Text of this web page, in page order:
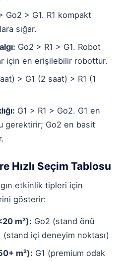
Go2 > G1. R1 kompakt
sığar.
Go2 > R1 > G1. Robot
için en erişilebilir robottur.
> G1 (2 saat) > R1 (1
G1 > R1 > Go2. G1 en
gerektirir; Go2 en basit
Hızlı Seçim Tablosu
etkinlik tipleri için
gösterir:
m²): Go2 (stand önü
içi deneyim noktası)
m²): G1 (premium odak